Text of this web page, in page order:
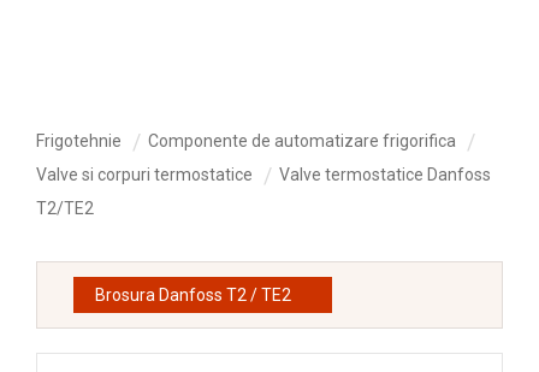
Frigotehnie
Componente de automatizare frigorifica
Valve si corpuri termostatice
Valve termostatice Danfoss
T2/TE2
Brosura Danfoss T2 / TE2